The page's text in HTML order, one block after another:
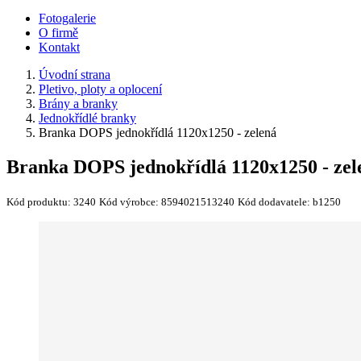
Fotogalerie
O firmě
Kontakt
Úvodní strana
Pletivo, ploty a oplocení
Brány a branky
Jednokřídlé branky
Branka DOPS jednokřídlá 1120x1250 - zelená
Branka DOPS jednokřídlá 1120x1250 -
Kód produktu: 3240 Kód výrobce: 8594021513240 Kód dodavatele: b1250